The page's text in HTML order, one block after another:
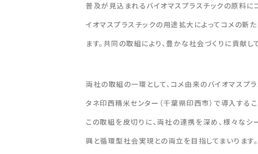
普及が見込まれるバイオマスプラスチックの原料に
イオマスプラスチックの用途拡大によってコメの新
ます。共同の取組により、豊かな社会づくりに貢献し
両社の取組の一環として、コメ由来のバイオマスプラ
タネ印西精米センター（千葉県印西市）で導入するこ
この取組を皮切りに、両社の連携を深め、様々な
興と循環型社会実現との両立を目指してまいります。